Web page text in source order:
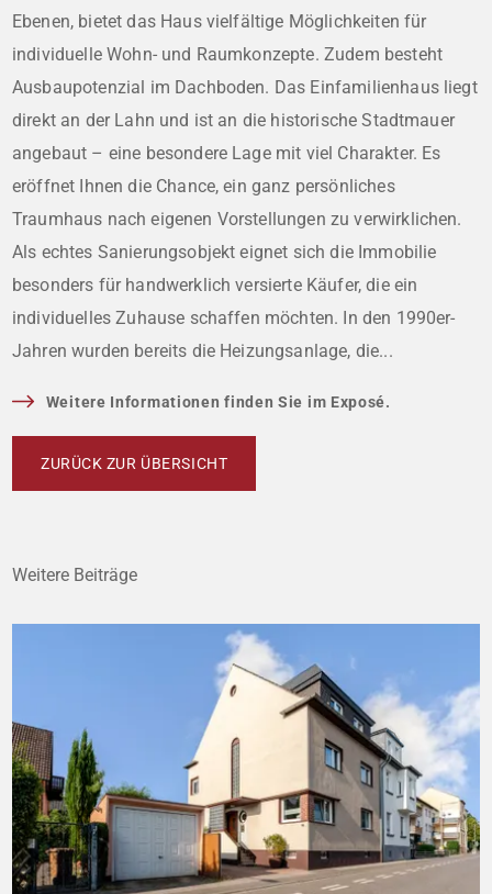
Ebenen, bietet das Haus vielfältige Möglichkeiten für
individuelle Wohn- und Raumkonzepte. Zudem besteht
Ausbaupotenzial im Dachboden. Das Einfamilienhaus liegt
direkt an der Lahn und ist an die historische Stadtmauer
angebaut – eine besondere Lage mit viel Charakter. Es
eröffnet Ihnen die Chance, ein ganz persönliches
Traumhaus nach eigenen Vorstellungen zu verwirklichen.
Als echtes Sanierungsobjekt eignet sich die Immobilie
besonders für handwerklich versierte Käufer, die ein
individuelles Zuhause schaffen möchten. In den 1990er-
Jahren wurden bereits die Heizungsanlage, die...
Weitere Informationen finden Sie im Exposé.
ZURÜCK ZUR ÜBERSICHT
Weitere Beiträge